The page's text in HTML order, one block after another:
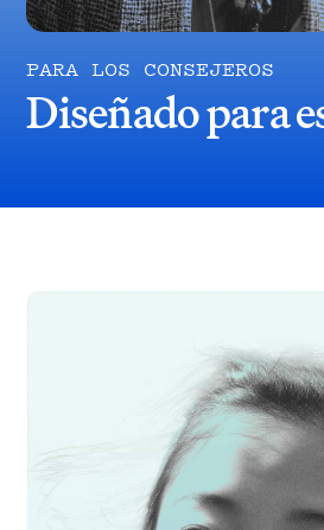
PARA LOS CONSEJEROS
Diseñado para